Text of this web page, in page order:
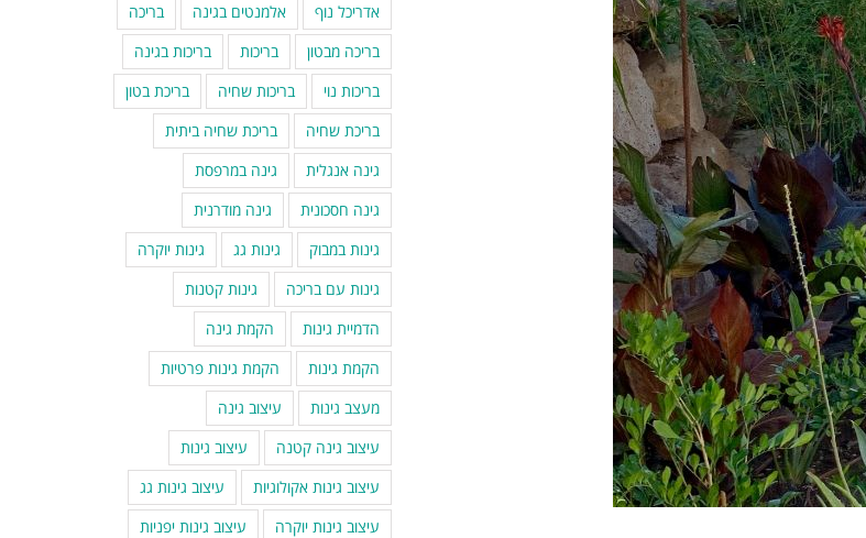
אדריכל נוף
אלמנטים בגינה
בריכה
בריכה מבטון
בריכות
בריכות בגינה
בריכות נוי
בריכות שחיה
בריכת בטון
בריכת שחיה
בריכת שחיה ביתית
גינה אנגלית
גינה במרפסת
גינה חסכונית
גינה מודרנית
גינות במבוק
גינות גג
גינות יוקרה
גינות עם בריכה
גינות קטנות
הדמיית גינות
הקמת גינה
הקמת גינות
הקמת גינות פרטיות
מעצב גינות
עיצוב גינה
עיצוב גינה קטנה
עיצוב גינות
עיצוב גינות אקולוגיות
עיצוב גינות גג
עיצוב גינות יוקרה
עיצוב גינות יפניות